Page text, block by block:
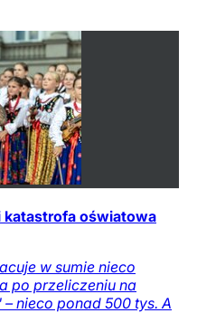
katastrofa oświatowa
w sumie nieco
po przeliczeniu na
nieco ponad 500 tys. A